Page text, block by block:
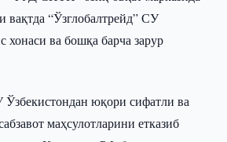
“Ўзглобалтрейд” СУ
хонаси ва бошқа барча зарур
Ўзбекистондан юқори сифатли ва
маҳсулотларини етказиб